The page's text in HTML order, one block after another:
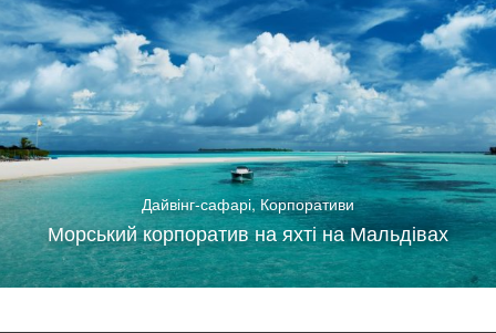
Дайвінг-сафарі, Корпоративи
Морський корпоратив на яхті на Мальдівах